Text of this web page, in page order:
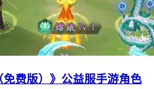
免费版）》公益服手游角色